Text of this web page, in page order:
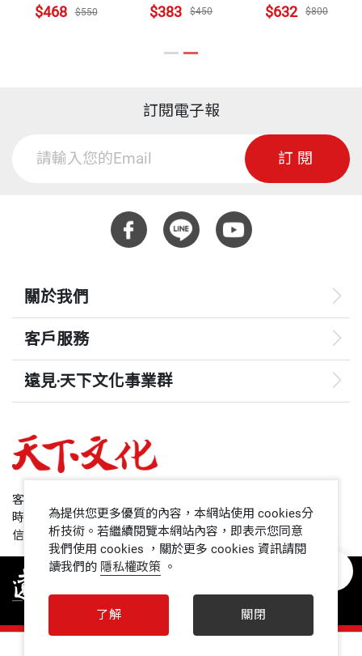
$468 $550 $383 $450 $632 $800
訂閱電子報
訂閱
關於我們
客戶服務
遠見‧天下文化事業群
哈佛商業評論
領導影響力學院
1號課堂
客服專線：+886 2 2662-0012
時間：週一~週五9:00~12:30;13:30~17:00
信箱：service@cwgv.com.tw
為提供您更多優質的內容，本網站使用 cookies分
析技術。若繼續閱覽本網站內容，即表示您同意
我們使用 cookies ，關於更多 cookies 資訊請閱
讀我們的 隱私權政策 。
了解 關閉